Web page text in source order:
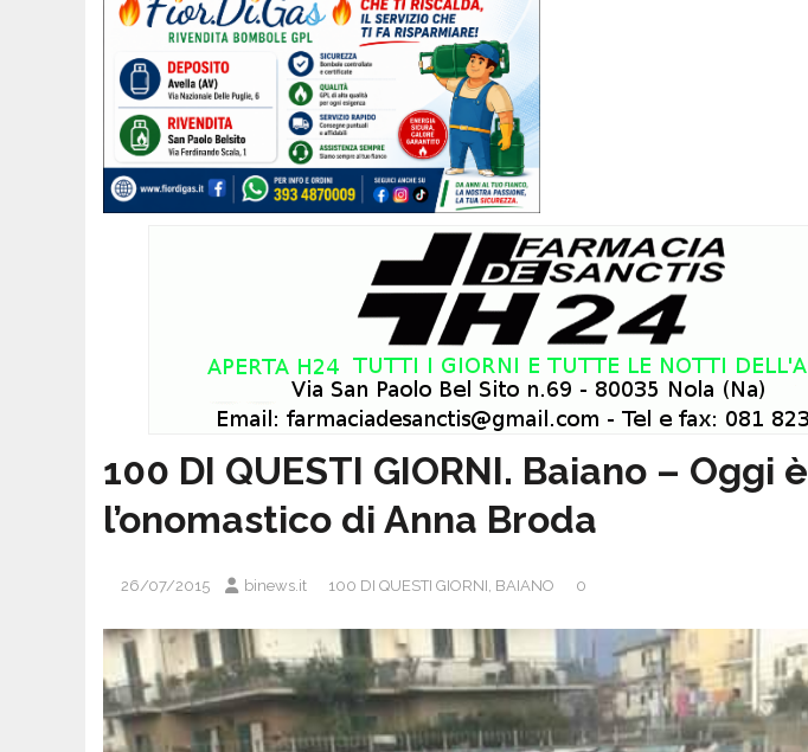
100 DI QUESTI GIORNI. Baiano – Oggi è
l’onomastico di Anna Broda
26/07/2015 binews.it 100 DI QUESTI GIORNI, BAIANO 0